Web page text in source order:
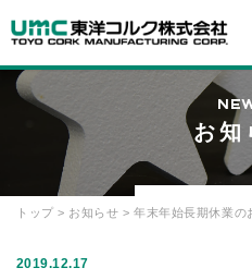
東洋コ
事業紹
製品紹
会社情
お知ら
お知
トップ > お知らせ > 年末年始長期休業の
2019.12.17